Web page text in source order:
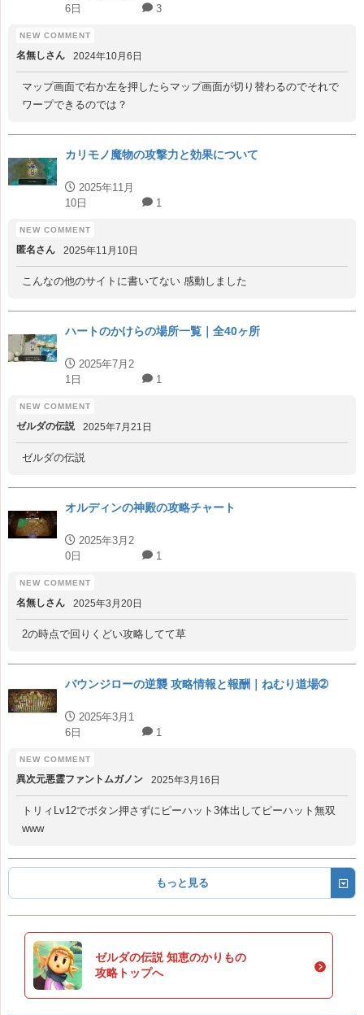
6日
3
名無しさん 2024年10月6日
マップ画面で右か左を押したらマップ画面が切り替わるのでそれで
ワープできるのでは？
カリモノ魔物の攻撃力と効果について
2025年11月
10日
1
匿名さん 2025年11月10日
こんなの他のサイトに書いてない 感動しました
ハートのかけらの場所一覧｜全40ヶ所
2025年7月2
1日
1
ゼルダの伝説 2025年7月21日
ゼルダの伝説
オルディンの神殿の攻略チャート
2025年3月2
0日
1
名無しさん 2025年3月20日
2の時点で回りくどい攻略してて草
バウンジローの逆襲 攻略情報と報酬｜ねむり道場➁
2025年3月1
6日
1
異次元悪霊ファントムガノン 2025年3月16日
トリィLv12でボタン押さずにピーハット3体出してピーハット無双
www
もっと見る
ゼルダの伝説 知恵のかりもの
攻略トップへ